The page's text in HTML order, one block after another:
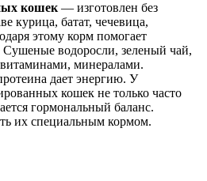
кошек — изготовлен без
курица, батат, чечевица,
этому корм помогает
водоросли, зеленый чай,
минералами.
дает энергию. У
кошек не только часто
гормональный баланс.
их специальным кормом.